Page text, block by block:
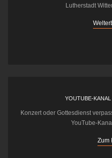
Lutherstadt
YOUTUBE-
Konzert oder Gottesdienst
YouTube-
Zum